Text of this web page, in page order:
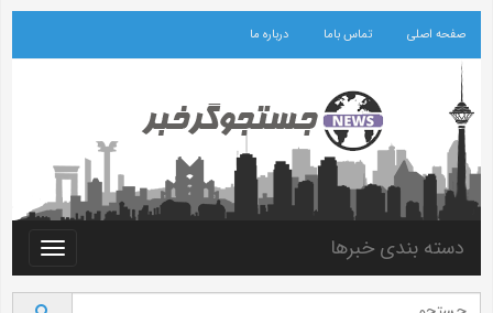
صفحه اصلی تماس باما درباره ما
Toggle
دسته بندی خبرها